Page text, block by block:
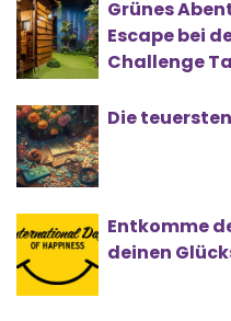
Grünes
Escape bei
Challenge
Die
Entkomme
deinen